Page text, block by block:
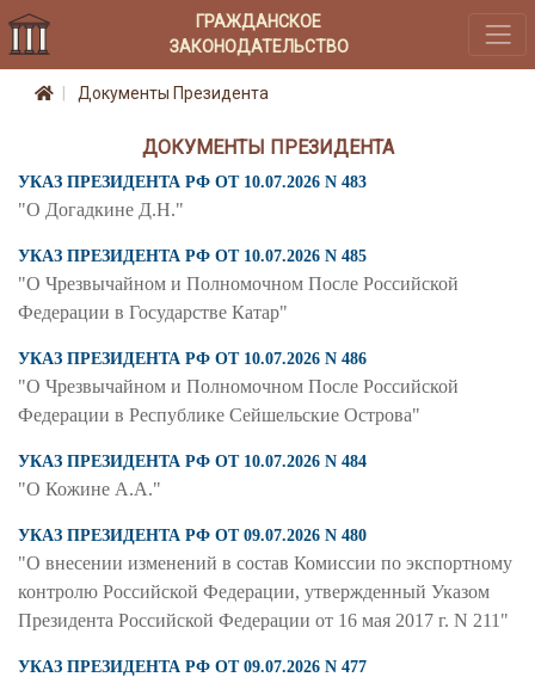
ГРАЖДАНСКОЕ
ЗАКОНОДАТЕЛЬСТВО
Документы Президента
ДОКУМЕНТЫ ПРЕЗИДЕНТА
УКАЗ ПРЕЗИДЕНТА РФ ОТ 10.07.2026 N 483
"О Догадкине Д.Н."
УКАЗ ПРЕЗИДЕНТА РФ ОТ 10.07.2026 N 485
"О Чрезвычайном и Полномочном После Российской
Федерации в Государстве Катар"
УКАЗ ПРЕЗИДЕНТА РФ ОТ 10.07.2026 N 486
"О Чрезвычайном и Полномочном После Российской
Федерации в Республике Сейшельские Острова"
УКАЗ ПРЕЗИДЕНТА РФ ОТ 10.07.2026 N 484
"О Кожине А.А."
УКАЗ ПРЕЗИДЕНТА РФ ОТ 09.07.2026 N 480
"О внесении изменений в состав Комиссии по экспортному
контролю Российской Федерации, утвержденный Указом
Президента Российской Федерации от 16 мая 2017 г. N 211"
УКАЗ ПРЕЗИДЕНТА РФ ОТ 09.07.2026 N 477